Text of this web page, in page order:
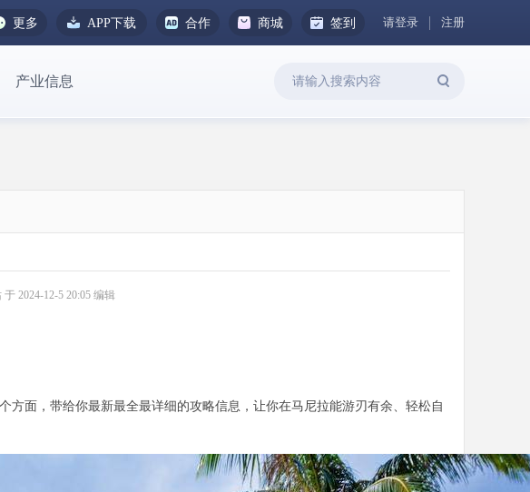
更多 APP下载 合作 商城 签到 请登录 注册
产业信息
2024-12-5 20:05 编辑
面，带给你最新最全最详细的攻略信息，让你在马尼拉能游刃有余、轻松自